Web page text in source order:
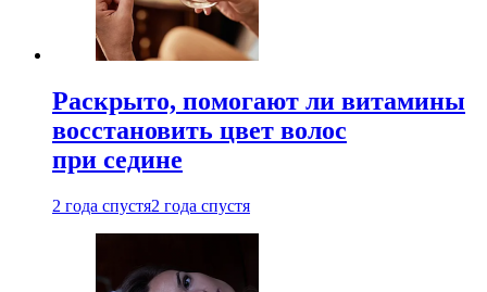
Раскрыто, помогают ли витамины
восстановить цвет волос
при седине
2 года спустя2 года спустя